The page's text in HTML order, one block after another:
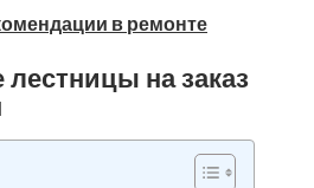
в ремонте
на заказ